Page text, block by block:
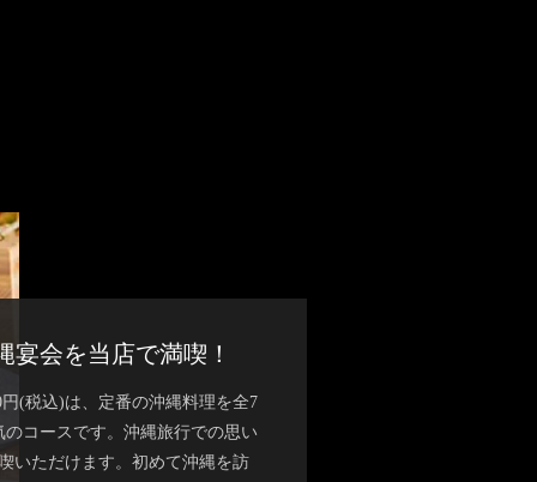
宴会を当店で満喫！
(税込)は、定番の沖縄料理を全7
コースです。沖縄旅行での思い
いただけます。初めて沖縄を訪